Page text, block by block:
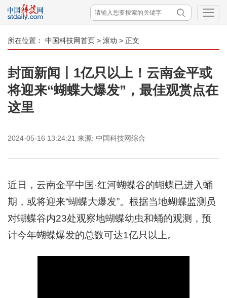
所在位置： 中国科技网首页 > 滚动 > 正文
封面新闻丨1亿只以上！云南金平或
将迎来“蝴蝶大爆发”，最佳观赏点在
这里
2024-05-16 13:24:21 来源: 中国科技网综合
近日，云南金平中国·红河蝴蝶谷的蝴蝶已进入蛹
期，或将迎来“蝴蝶大爆发”。根据当地蝴蝶监测员
对蝴蝶谷内23处观察地蝴蝶幼虫和蛹的观测，预
计今年蝴蝶爆发的总数可达1亿只以上。